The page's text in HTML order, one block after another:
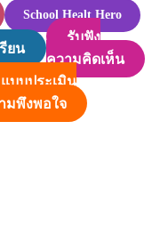
School Healt Hero
ยน
รับฟัง
ความคิดเห็น
แบบประเมิน
มพึงพอใจ